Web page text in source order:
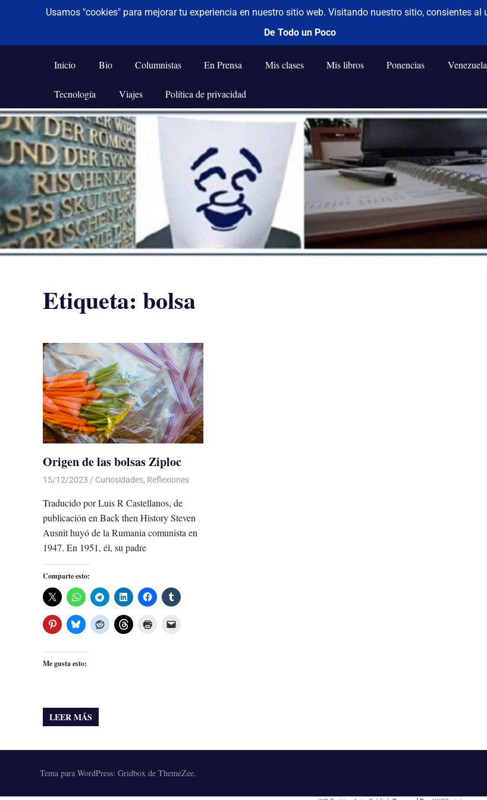
Saltar
al
contenido
De todo un poco
Frases,
Humor,
Tecnología
y
Viajes
Inicio Bio Columnistas En Prensa Mis clases Mis libros Ponencias Venezuela
Tecnología Viajes Política de privacidad
Etiqueta: bolsa
Origen de las bolsas Ziploc
15/12/2023 De todo un Poco
Curiosidades, Reflexiones
Traducido por Luis R Castellanos, de
publicación en Back then History Steven
Ausnit huyó de la Rumania comunista en
1947. En 1951, él, su padre
Comparte esto:
Me gusta esto:
LEER MÁS
Tema para WordPress: Gridbox de ThemeZee.